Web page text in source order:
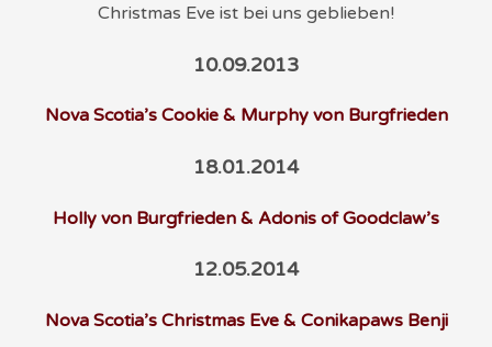
Christmas Eve ist bei uns geblieben!
10.09.2013
Nova Scotia’s Cookie & Murphy von Burgfrieden
18.01.2014
Holly von Burgfrieden & Adonis of Goodclaw’s
12.05.2014
Nova Scotia’s Christmas Eve & Conikapaws Benji